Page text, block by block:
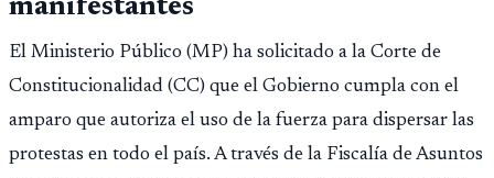
manifestantes
El Ministerio Público (MP) ha solicitado a la Corte de
Constitucionalidad (CC) que el Gobierno cumpla con el
amparo que autoriza el uso de la fuerza para dispersar las
protestas en todo el país. A través de la Fiscalía de Asuntos